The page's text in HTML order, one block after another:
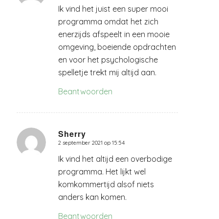
Ik vind het juist een super mooi
programma omdat het zich
enerzijds afspeelt in een mooie
omgeving, boeiende opdrachten
en voor het psychologische
spelletje trekt mij altijd aan.
Beantwoorden
Sherry
zegt:
2 september 2021 op 15:54
Ik vind het altijd een overbodige
programma. Het lijkt wel
komkommertijd alsof niets
anders kan komen.
Beantwoorden